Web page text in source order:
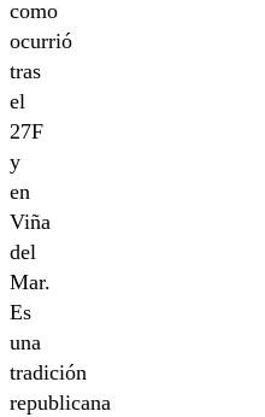
como
ocurrió
tras
el
27F
y
en
Viña
del
Mar.
Es
una
tradición
republicana